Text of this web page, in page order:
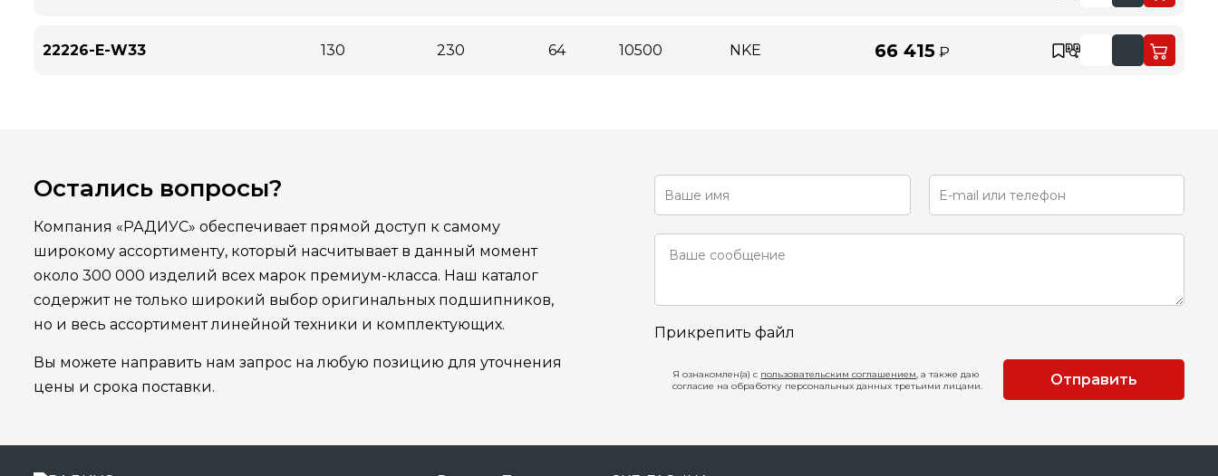
22226-E-W33 130 230 64 10500 NKE 66 415₽
Остались вопросы?
Компания «РАДИУС» обеспечивает прямой доступ к самому
широкому ассортименту, который насчитывает в данный момент
около 300 000 изделий всех марок премиум-класса. Наш каталог
содержит не только широкий выбор оригинальных подшипников,
но и весь ассортимент линейной техники и комплектующих.
Вы можете направить нам запрос на любую позицию для уточнения
цены и срока поставки.
Прикрепить файл
Я ознакомлен(а) с пользовательским соглашением , а также даю
согласие на обработку персональных данных третьими лицами.
Отправить